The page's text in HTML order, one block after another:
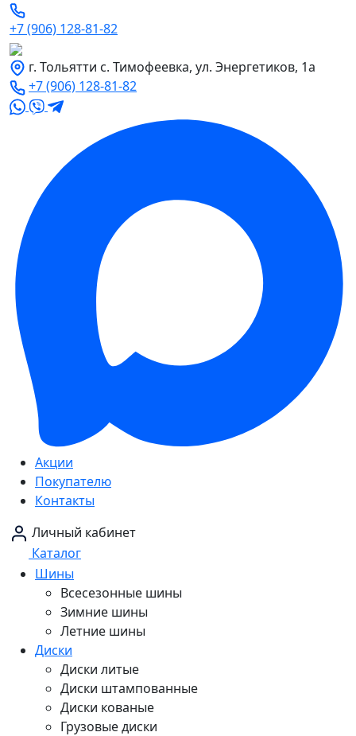
+7 (906) 128-81-82
г. Тольятти с. Тимофеевка, ул. Энергетиков, 1а
+7 (906) 128-81-82
Акции
Покупателю
Контакты
Личный кабинет
Каталог
Шины
Всесезонные шины
Зимние шины
Летние шины
Диски
Диски литые
Диски штампованные
Диски кованые
Грузовые диски